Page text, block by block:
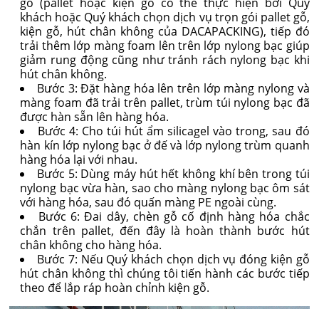
khách hoặc Quý khách chọn dịch vụ trọn gói pallet gỗ,
kiện gỗ, hút chân không của DACAPACKING), tiếp đó
trải thêm lớp màng foam lên trên lớp nylong bạc giúp
giảm rung động cũng như tránh rách nylong bạc khi
hút chân không.
Bước 3: Đặt hàng hóa lên trên lớp màng nylong và
màng foam đã trải trên pallet, trùm túi nylong bạc đã
được hàn sẵn lên hàng hóa.
Bước 4: Cho túi hút ẩm silicagel vào trong, sau đó
hàn kín lớp nylong bạc ở đế và lớp nylong trùm quanh
hàng hóa lại với nhau.
Bước 5: Dùng máy hút hết không khí bên trong túi
nylong bạc vừa hàn, sao cho màng nylong bạc ôm sát
với hàng hóa, sau đó quấn màng PE ngoài cùng.
Bước 6: Đai dây, chèn gỗ cố định hàng hóa chắc
chắn trên pallet, đến đây là hoàn thành bước hút
chân không cho hàng hóa.
Bước 7: Nếu Quý khách chọn dịch vụ đóng kiện gỗ
hút chân không thì chúng tôi tiến hành các bước tiếp
theo để lắp ráp hoàn chỉnh kiện gỗ.